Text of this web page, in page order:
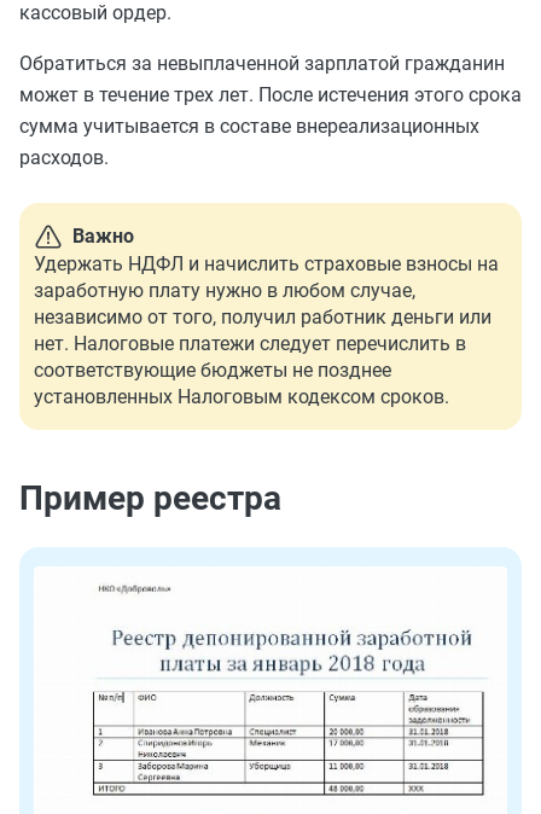
кассовый ордер.
Обратиться за невыплаченной зарплатой гражданин
может в течение трех лет. После истечения этого срока
сумма учитывается в составе внереализационных
расходов.
Важно
Удержать НДФЛ и начислить страховые взносы на
заработную плату нужно в любом случае,
независимо от того, получил работник деньги или
нет. Налоговые платежи следует перечислить в
соответствующие бюджеты не позднее
установленных Налоговым кодексом сроков.
Пример реестра